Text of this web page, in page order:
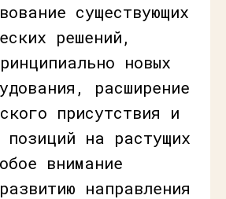
существующих
решений,
новых
расширение
присутствия и
позиций на растущих
внимание
направления